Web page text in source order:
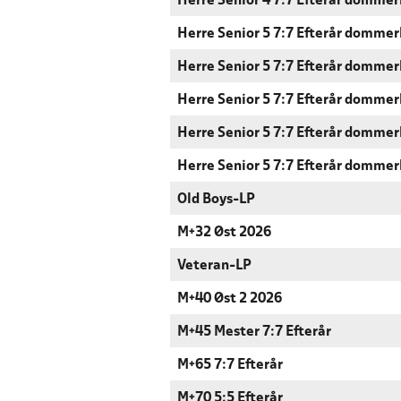
Herre Senior 5 7:7 Efterår
Herre Senior 5 7:7 Efterår
Herre Senior 5 7:7 Efterår
Herre Senior 5 7:7 Efterår
Herre Senior 5 7:7 Efterår
Old Boys-LP
M+32 Øst 2026
Veteran-LP
M+40 Øst 2 2026
M+45 Mester 7:7 Efterår
M+65 7:7 Efterår
M+70 5:5 Efterår